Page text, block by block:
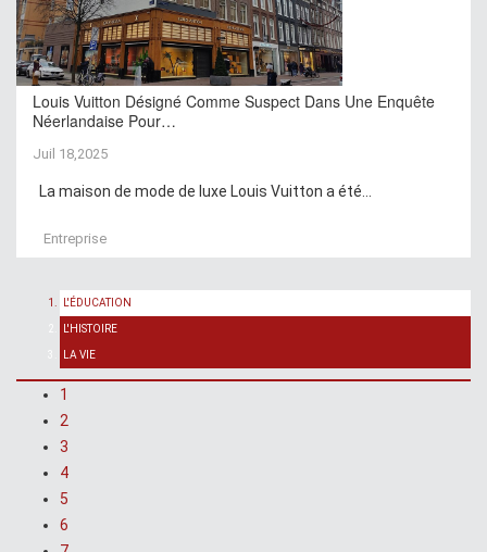
Louis Vuitton Désigné Comme Suspect Dans Une Enquête
Néerlandaise Pour…
Juil 18,2025
La maison de mode de luxe Louis Vuitton a été...
Entreprise
L'ÉDUCATION
L'HISTOIRE
LA VIE
1
2
3
4
5
6